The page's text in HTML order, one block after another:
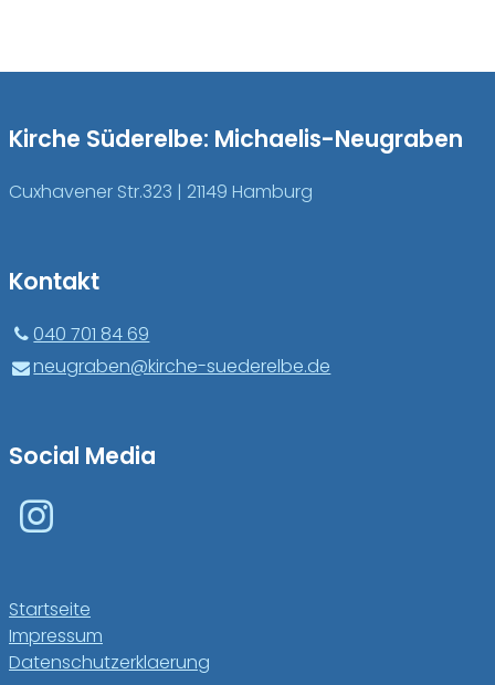
Kirche Süderelbe: Michaelis-Neugraben
Cuxhavener Str.323 | 21149 Hamburg
Kontakt
040 701 84 69
neugraben@​kirche-suederelbe.​de
Social Media
Startseite
Impressum
Datenschutzerklaerung